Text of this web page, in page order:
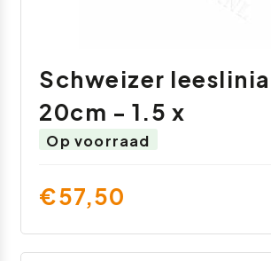
Schweizer
20cm - 1.5 x
Op voorraad
€57,50